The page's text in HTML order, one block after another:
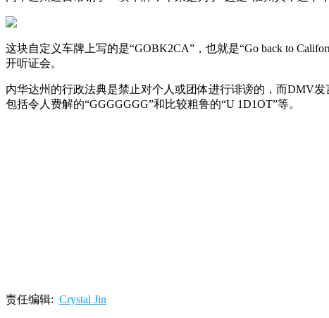
这块自定义车牌上写的是“GOBK2CA”，也就是“Go back to
开听证会。
内华达州的行政法典是禁止对个人或团体进行诽谤的，而DMV
包括令人费解的“GGGGGGG”和比较粗鲁的“U 1D1OT”等。
责任编辑: Crystal Jin